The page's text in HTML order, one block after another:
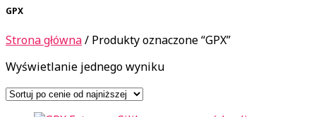
GPX
Strona główna/ Produkty oznaczone “GPX”
Wyświetlanie jednego wyniku